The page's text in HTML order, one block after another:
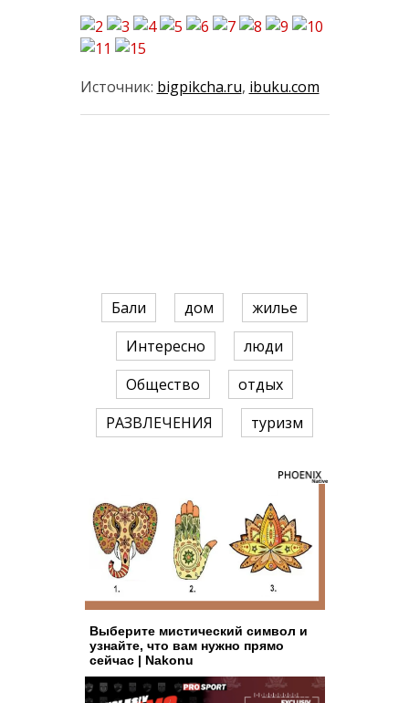
Источник: bigpikcha.ru, ibuku.com
Бали дом
жилье
Интересно
люди
Общество
отдых
РАЗВЛЕЧЕНИЯ
туризм
Выберите мистический символ и
узнайте, что вам нужно прямо
сейчас | Nakonu